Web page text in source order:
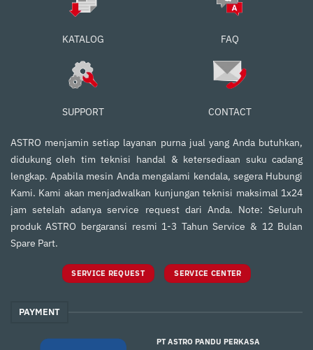
KATALOG FAQ
SUPPORT CONTACT
ASTRO menjamin setiap layanan purna jual yang Anda butuhkan,
didukung oleh tim teknisi handal & ketersediaan suku cadang
lengkap. Apabila mesin Anda mengalami kendala, segera Hubungi
Kami. Kami akan menjadwalkan kunjungan teknisi maksimal 1x24
jam setelah adanya service request dari Anda. Note: Seluruh
produk ASTRO bergaransi resmi 1-3 Tahun Service & 12 Bulan
Spare Part.
SERVICE REQUEST SERVICE CENTER
PAYMENT
PT ASTRO PANDU PERKASA